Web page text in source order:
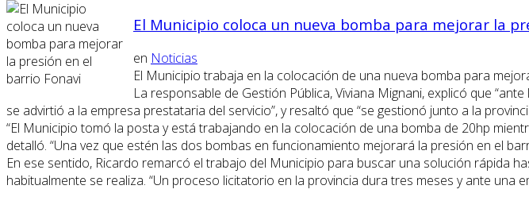
El Municipio coloca un nueva bomba para mejorar la
en Noticias
El Municipio trabaja en la colocación de una nueva bomba para
La responsable de Gestión Pública, Viviana Mignani, explicó que
se advirtió a la empresa prestataria del servicio”, y resaltó que “se gestionó junto a la
“El Municipio tomó la posta y está trabajando en la colocación de una bomba de 20hp
detalló. “Una vez que estén las dos bombas en funcionamiento mejorará la presión en el
En ese sentido, Ricardo remarcó el trabajo del Municipio para buscar una solución rápida
habitualmente se realiza. “Un proceso licitatorio en la provincia dura tres meses y ante